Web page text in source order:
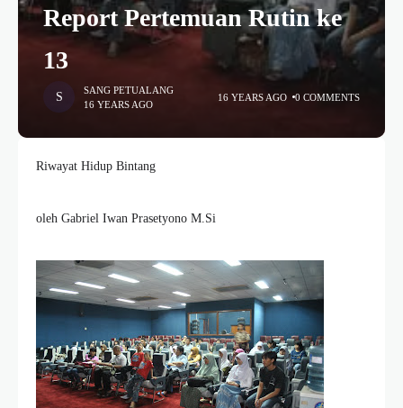
Report Pertemuan Rutin ke
13
SANG PETUALANG
16 YEARS AGO
16 YEARS AGO 0 COMMENTS
Riwayat Hidup Bintang
oleh Gabriel Iwan Prasetyono M.Si